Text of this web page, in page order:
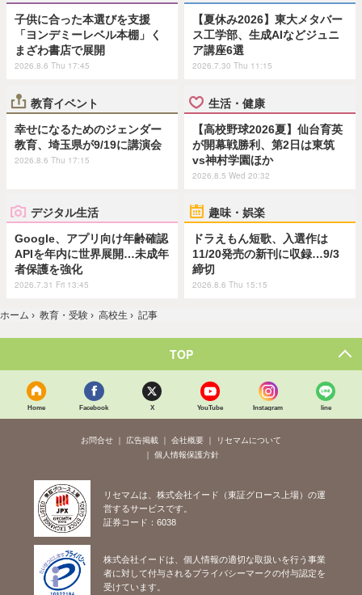
子供に合った本選びを支援
「ヨンデミーレベル本棚」く
まざわ書店で展開
2026.8.6 Thu 17:45
【夏休み2026】東大メタバー
ス工学部、生成AIなどジュニ
ア講座6選
2026.7.30 Thu 11:15
教育イベント
幸せになるためのジェンダー
教育、埼玉県が9/19に講演会
2026.8.6 Thu 17:15
生活・健康
【高校野球2026夏】仙台育英
が開幕戦勝利、第2日は東筑
vs神村学園ほか
2026.8.5 Wed 20:32
デジタル生活
Google、アプリ向け年齢確認
APIを年内に世界展開…未成年
者保護を強化
2026.7.31 Fri 13:45
趣味・娯楽
ドラえもん短歌、入選作は
11/20発売の新刊に収録…9/3
締切
2026.8.6 Thu 15:15
ホーム › 教育・受験 › 高校生 › 記事
TOP
Home Facebook X YouTube Instagram line
お問合せ 広告掲載 会社概要
リセマムについて
個人情報保護方針
リセマムは、株式会社イード（東証グロース上場）の運
営するサービスです。
証券コード：6038
株式会社イードは、個人情報の適切な取扱いを行う事業
者に対して付与されるプライバシーマークの付与認定を
受けています。